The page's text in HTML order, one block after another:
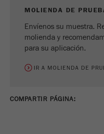
MOLIENDA DE
Envíenos su muestra.
molienda y
para su aplicación.
IR A MOLIENDA DE
COMPARTIR PÁGINA: